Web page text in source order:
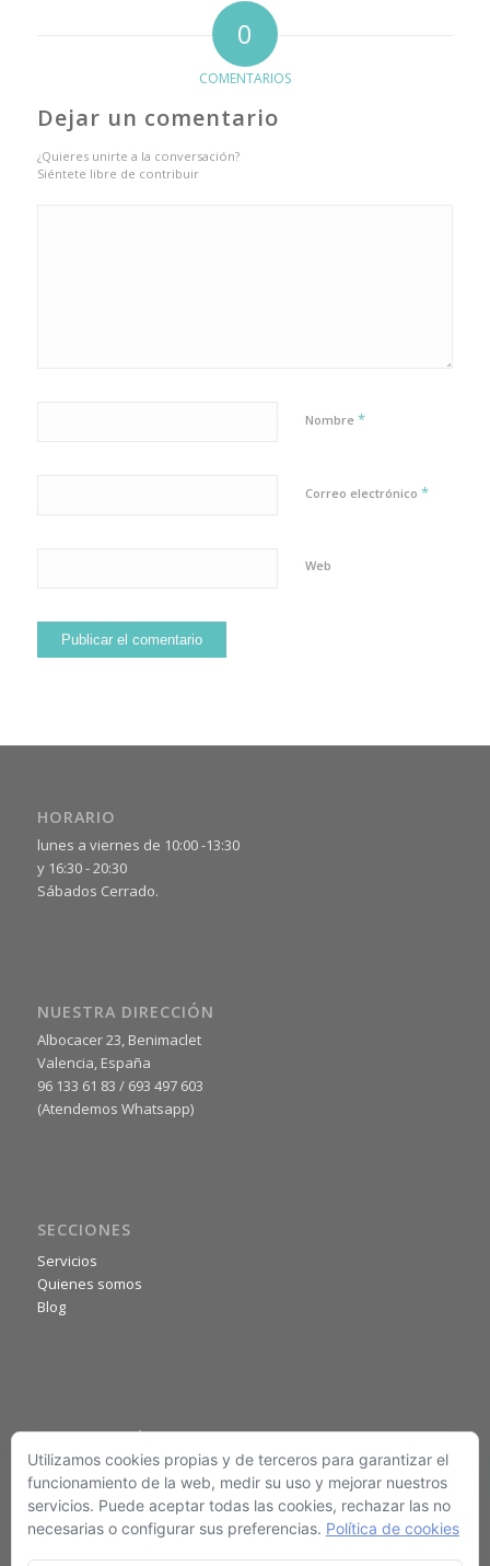
0
COMENTARIOS
Dejar un comentario
¿Quieres unirte a la conversación?
Siéntete libre de contribuir
Nombre *
Correo electrónico *
Web
HORARIO
lunes a viernes de 10:00 -13:30
y 16:30 - 20:30
Sábados Cerrado.
NUESTRA DIRECCIÓN
Albocacer 23, Benimaclet
Valencia, España
96 133 61 83 / 693 497 603
(Atendemos Whatsapp)
SECCIONES
Servicios
Quienes somos
Blog
Aviso legal
Política de privacidad
Política de cookies
Utilizamos cookies propias y de terceros para garantizar el
funcionamiento de la web, medir su uso y mejorar nuestros
servicios. Puede aceptar todas las cookies, rechazar las no
necesarias o configurar sus preferencias. Política de cookies